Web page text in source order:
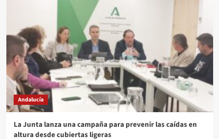
Andalucía
La Junta lanza una campaña para prevenir las caídas en
altura desde cubiertas ligeras